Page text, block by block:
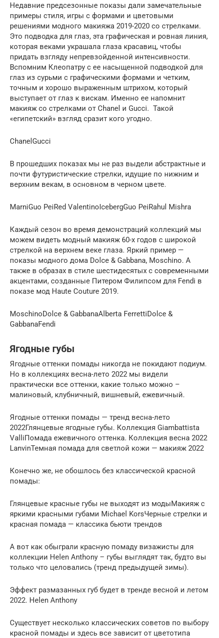
Недавние предсезонные показы дали замечательные
примеры стиля, игры с формами и цветовыми
решениями модного макияжа 2019-2020 со стрелками.
Это подводка для глаз, эта графическая и ровная линия,
которая веками украшала глаза красавиц, чтобы
придать взгляду непревзойденной интенсивности.
Вспомним Клеопатру с ее насыщенной подводкой для
глаз из сурьми с графическими формами и четким,
точным и хорошо выраженным штрихом, который
выступает от глаз к вискам. Именно ее напомнит
макияж со стрелками от Chanel и Gucci. Такой
«египетский» взгляд сразит кого угодно.
ChanelGucci
В прошедших показах мы не раз выдели абстрактные и
почти футуристические стрелки, идущие по нижним и
верхним векам, в основном в черном цвете.
MarniGuo PeiRed ValentinoIcebergGuo PeiRahul Mishra
Каждый сезон во время демонстраций коллекций мы
можем видеть модный макияж 60-х годов с широкой
стрелкой на верхнем веке глаза. Яркий пример —
показы модного дома Dolce & Gabbana, Moschino. А
также в образах в стиле шестидесятых с современными
акцентами, созданные Питером Филипсом для Fendi в
показе мод Haute Couture 2019.
MoschinoDolce & GabbanaAlberta FerrettiDolce &
GabbanaFendi
Ягодные губы
Ягодные оттенки помады никогда не покидают подиум.
Но в коллекциях весна-лето 2022 мы видели
практически все оттенки, какие только можно –
малиновый, клубничный, вишневый, ежевичный.
Ягодные оттенки помады — тренд весна-лето
2022Глянцевые ягодные губы. Коллекция Giambattista
ValliПомада ежевичного оттенка. Коллекция весна 2022
LanvinТемная помада для светлой кожи — макияж 2022
Конечно же, не обошлось без классической красной
помады:
Глянцевые красные губы не выходят из модыМакияж с
яркими красными губами Michael KorsЧерные стрелки и
красная помада — классика бьюти трендов
А вот как обыграли красную помаду визажисты для
коллекции Helen Anthony – губы выглядят так, будто вы
только что целовались (тренд предыдущей зимы).
Эффект размазанных губ будет в тренде весной и летом
2022. Helen Anthony
Существует несколько классических советов по выбору
красной помады и здесь все зависит от цветотипа